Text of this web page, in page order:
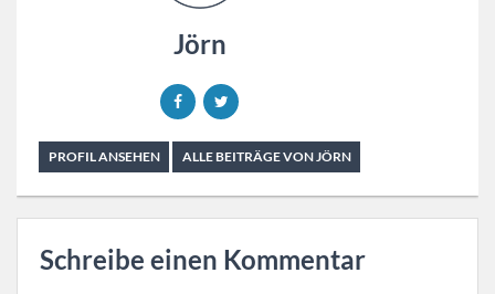
Jörn
PROFIL ANSEHEN ALLE BEITRÄGE VON JÖRN
Schreibe einen Kommentar